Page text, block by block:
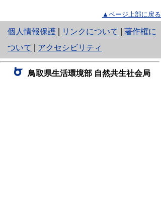
▲ページ上部に戻る
個人情報保護
と
り
ネ
ッ
リンクについて
著作権に
ついて
アクセシビリティ
鳥取県生活環境部 自然共生社会局